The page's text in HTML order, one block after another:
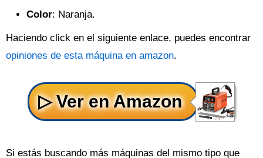
Color: Naranja.
Haciendo click en el siguiente enlace, puedes encontrar
opiniones de esta máquina en amazon.
Si estás buscando más máquinas del mismo tipo que